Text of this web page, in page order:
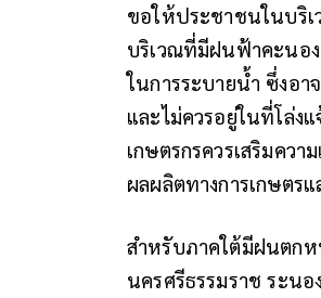
ขอให้ประชาชนในบริเ
บริเวณที่มีฝนฟ้าคะนอ
ในการระบายน้ำ ซึ่งอา
และไม่ควรอยู่ในที่โล่ง
เกษตรกรควรเสริมคว
ผลผลิตทางการเกษตร
สำหรับภาคใต้มีฝนตก
นครศรีธรรมราช ระนอ